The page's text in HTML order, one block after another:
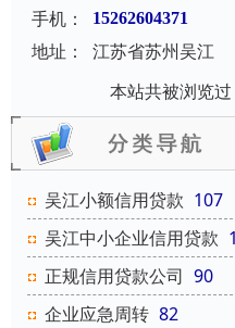
手机：
15262604371
地址：
江苏省苏州吴江
本站共被浏览
吴江小额信用贷款 107
吴江中小企业信用贷款
正规信用贷款公司 90
企业应急周转 82